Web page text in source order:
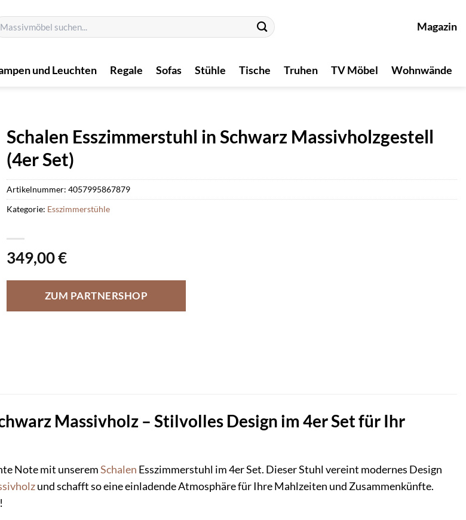
Magazin
und Leuchten Regale Sofas Stühle Tische Truhen TV Möbel Wohnwände
Schalen Esszimmerstuhl in Schwarz Massivholzgestell
(4er Set)
349,00€
ZUM PARTNERSHOP
Artikelnummer: 4057995867879
Kategorie: Esszimmerstühle
Massivholz – Stilvolles Design im 4er Set für Ihr
Note mit unseremSchalen Esszimmerstuhl im 4er Set. Dieser Stuhl vereint modernes Design
und schafft so eine einladende Atmosphäre für Ihre Mahlzeiten und Zusammenkünfte.